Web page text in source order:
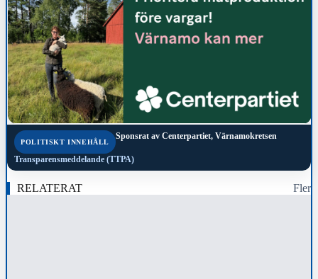
POLITISKT INNEHÅLL
Sponsrat av Centerpartiet, Värnamokretsen
Transparensmeddelande (TTPA)
RELATERAT Fler